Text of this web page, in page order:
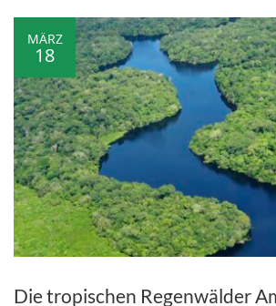
MÄRZ
18
Die tropischen Regenwälder